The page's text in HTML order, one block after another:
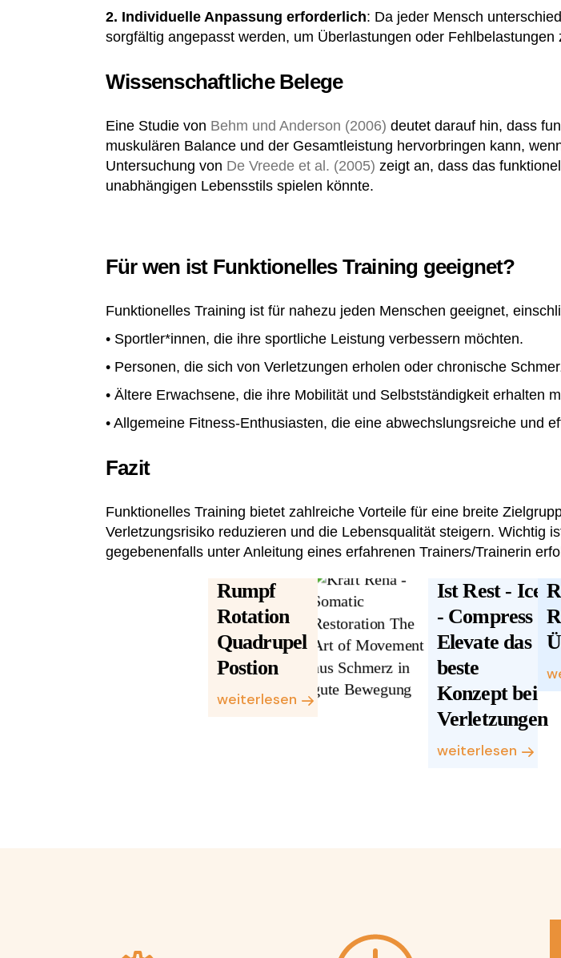
2. Individuelle Anpassung erforderlich: Da jeder Mensch
sorgfältig angepasst werden, um Überlastungen oder Fehlbelastungen
Wissenschaftliche Belege
Eine Studie von Behm und Anderson (2006) deutet darauf hin, dass
muskulären Balance und der Gesamtleistung hervorbringen kann,
Untersuchung von De Vreede et al. (2005) zeigt an, dass das
unabhängigen Lebensstils spielen könnte.
Für wen ist Funktionelles Training geeignet?
Funktionelles Training ist für nahezu jeden Menschen geeignet,
• Sportler*innen, die ihre sportliche Leistung verbessern möchten.
• Personen, die sich von Verletzungen erholen oder chronische
• Ältere Erwachsene, die ihre Mobilität und Selbstständigkeit erhalten
• Allgemeine Fitness-Enthusiasten, die eine abwechslungsreiche und
Fazit
Funktionelles Training bietet zahlreiche Vorteile für eine breite
Verletzungsrisiko reduzieren und die Lebensqualität steigern. Wichtig
gegebenenfalls unter Anleitung eines erfahrenen Trainers/Trainerin
Rumpf
Rotation
Quadrupel
Postion
weiterlesen
Ist Rest - Ice
- Compress -
Elevate das
beste
Konzept bei
Verletzungen
weiterlesen